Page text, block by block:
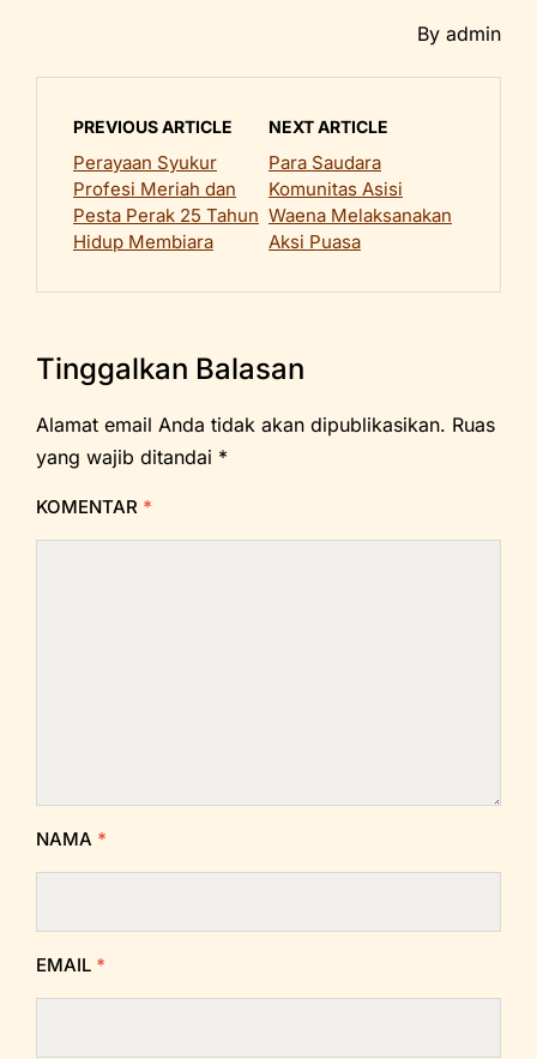
By admin
PREVIOUS ARTICLE
Perayaan Syukur
Profesi Meriah dan
Pesta Perak 25 Tahun
Hidup Membiara
NEXT ARTICLE
Para Saudara
Komunitas Asisi
Waena Melaksanakan
Aksi Puasa
Tinggalkan Balasan
Alamat email Anda tidak akan dipublikasikan. Ruas
yang wajib ditandai *
KOMENTAR *
NAMA *
EMAIL *